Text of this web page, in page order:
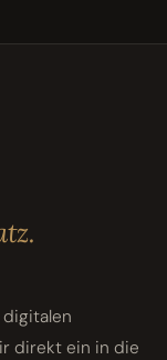
direkt ein in die